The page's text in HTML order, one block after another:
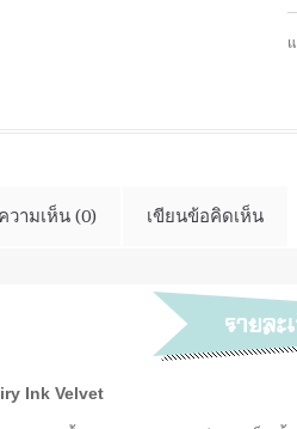
ความเห็น (0) เขียนข้อคิดเห็น
Ink Velvet